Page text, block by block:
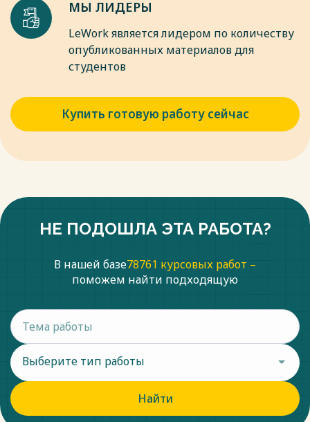
МЫ ЛИДЕРЫ
LeWork является лидером по количеству
опубликованных материалов для
студентов
Купить готовую работу сейчас
НЕ ПОДОШЛА ЭТА РАБОТА?
В нашей базе78761 курсовых работ –
поможем найти подходящую
Выберите тип работы
Найти